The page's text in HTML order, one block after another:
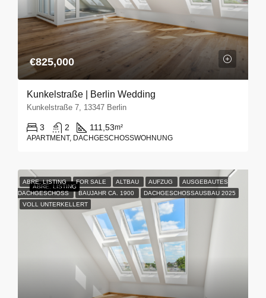
€825,000
Kunkelstraße | Berlin Wedding
Kunkelstraße 7, 13347 Berlin
3 2 111,53m²
APARTMENT, DACHGESCHOSSWOHNUNG
ABRE. LISTING
ABRE. LISTING FOR SALE ALTBAU AUFZUG
AUSGEBAUTES
DACHGESCHOSS
BAUJAHR CA. 1900
DACHGESCHOSSAUSBAU 2025
VOLL UNTERKELLERT